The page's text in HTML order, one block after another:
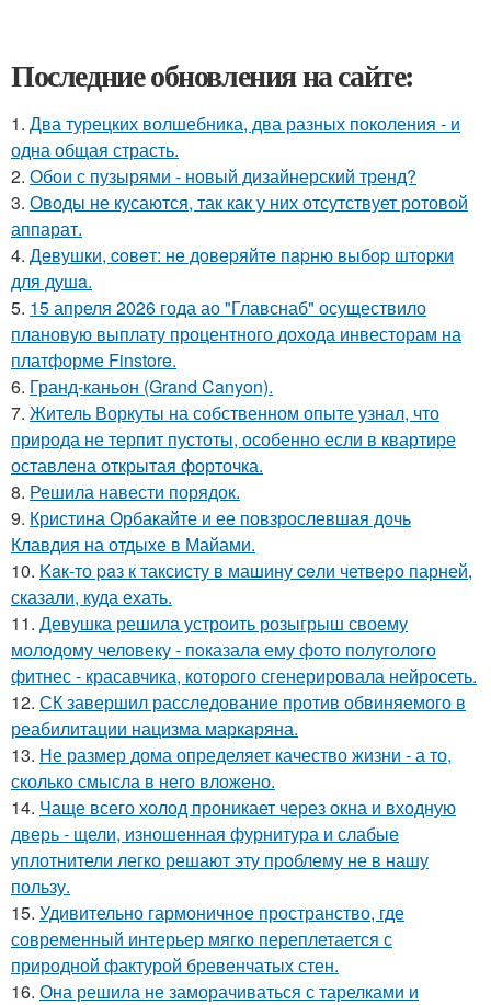
Последние обновления на сайте:
1. Два турецких волшебника, два разных поколения - и
одна общая страсть.
2. Обои с пузырями - новый дизайнерский тренд?
3. Оводы не кусаются, так как у них отсутствует ротовой
аппарат.
4. Дeвушки, coвeт: нe дoвepяйтe пapню выбop штopки
для душa.
5. 15 апреля 2026 года ао "Главснаб" осуществило
плановую выплату процентного дохода инвесторам на
платформе Finstore.
6. Гранд-каньон (Grand Canyon).
7. Житель Воркуты на собственном опыте узнал, что
природа не терпит пустоты, особенно если в квартире
оставлена открытая форточка.
8. Решила навести порядок.
9. Кристина Орбакайте и ее повзрослевшая дочь
Клавдия на отдыхе в Майами.
10. Kaк-то paз к таксисту в машину ceли четверо парней,
сказали, куда ехать.
11. Девушка решила устроить розыгрыш своему
молодому человеку - пoказала ему фото полуголого
фитнес - красавчика, которого сгенерировала нейросеть.
12. СК завершил расследование против обвиняемого в
реабилитации нацизма маркаряна.
13. Не размер дома определяет качество жизни - а то,
сколько смысла в него вложено.
14. Чаще всего холод проникает через окна и входную
дверь - щели, изношенная фурнитура и слабые
уплотнители легко решают эту проблему не в нашу
пользу.
15. Удивительно гармоничное пространство, где
современный интерьер мягко переплетается с
природной фактурой бревенчатых стен.
16. Она решила не заморачиваться с тарелками и